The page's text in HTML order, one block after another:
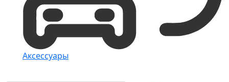
Аксессуары